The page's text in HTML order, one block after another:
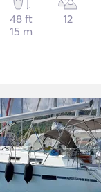
48 ft
15 m
12